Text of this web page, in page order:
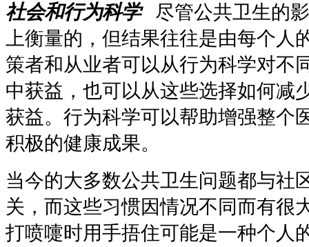
社会和行为科学
尽管公共卫生的
上衡量的，但结果往往是由每个人
策者和从业者可以从行为科学对不
中获益，也可以从这些选择如何减
获益。行为科学可以帮助增强整个
积极的健康成果。
当今的大多数公共卫生问题都与社
关，而这些习惯因情况不同而有很
打喷嚏时用手捂住可能是一种个人